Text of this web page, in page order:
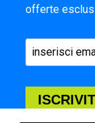
offerte